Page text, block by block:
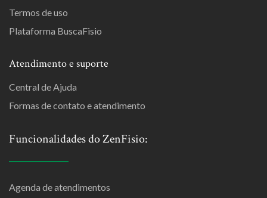
Termos de uso
Plataforma BuscaFisio
Atendimento e suporte
Central de Ajuda
Formas de contato e atendimento
Funcionalidades do ZenFisio:
Agenda de atendimentos